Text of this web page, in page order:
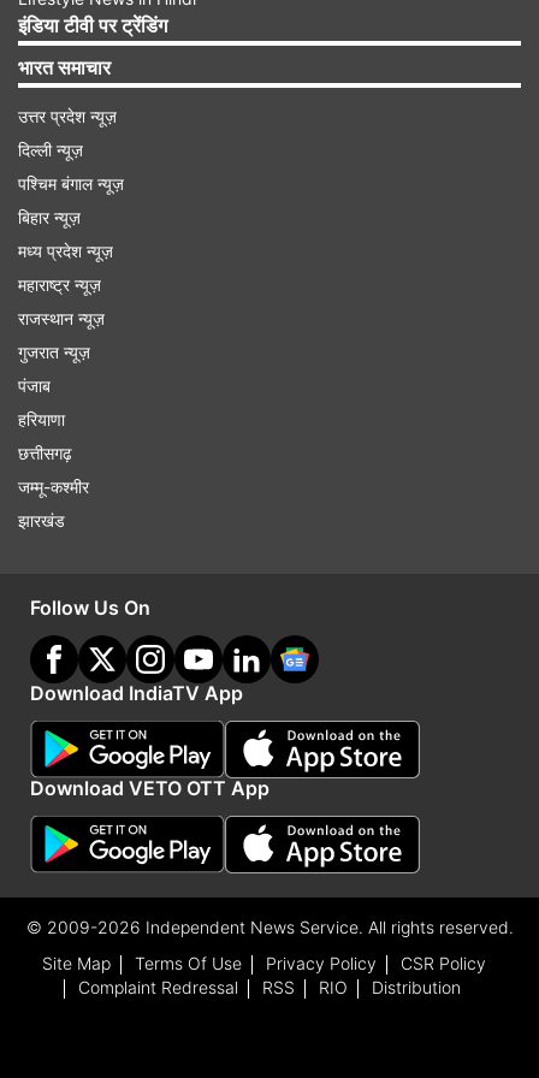
पेंशनभोगियों को प्रदान की जाती है।
Advertisement
India TVहिंदी न्यूज़के साथ रहें हर दिन अपडेट, पाएं देश और
दुनिया की हर बड़ी खबर।Businessसे जुड़ी लेटेस्ट खबरों के लिए
अभी विज़िट करेंपैसा।
Modi Cabinet
इंडिया टीवी पर ट्रेंडिंग
भारत समाचार
उत्तर प्रदेश न्यूज़
दिल्ली न्यूज़
पश्चिम बंगाल न्यूज़
बिहार न्यूज़
मध्य प्रदेश न्यूज़
महाराष्ट्र न्यूज़
राजस्थान न्यूज़
गुजरात न्यूज़
पंजाब
हरियाणा
छत्तीसगढ़
जम्मू-कश्मीर
झारखंड
Follow Us On
Download IndiaTV App
Download VETO OTT App
© 2009-2026 Independent News Service. All rights reserved.
Site Map
Terms Of Use Privacy Policy
CSR Policy
Complaint Redressal
RSS RIO Distribution